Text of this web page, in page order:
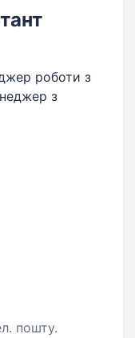
роботи з
з
пошту.